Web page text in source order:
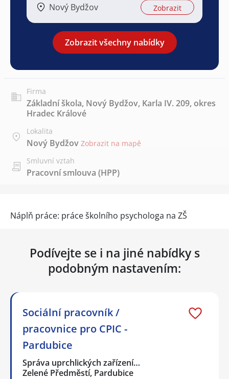
Nový Bydžov Zobrazit
Zobrazit všechny nabídky
Firma
Základní škola, Nový Bydžov, Karla IV. 209, okres
Hradec Králové
Lokalita
Nový Bydžov Zobrazit na mapě
Smluvní vztah
Pracovní smlouva (HPP)
Náplň práce: práce školního psychologa na ZŠ
Podívejte se i na jiné nabídky s
podobným nastavením:
Sociální pracovník /
pracovnice pro CPIC -
Pardubice
Správa uprchlických zařízení…
Zelené Předměstí, Pardubice